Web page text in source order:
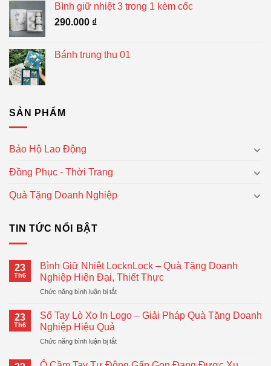
Bình giữ nhiệt 3 trong 1 kèm cốc
290.000 ₫
Bánh trung thu 01
SẢN PHẨM
Bảo Hộ Lao Động
Đồng Phục - Thời Trang
Quà Tặng Doanh Nghiệp
TIN TỨC NỔI BẬT
23
Th6
Bình Giữ Nhiệt LocknLock – Quà Tặng Doanh
Nghiệp Hiện Đại, Thiết Thực
Chức năng bình luận bị tắtở
Nhiệt
–
Tặng
23
Th6
Sổ Tay Lò Xo In Logo – Giải Pháp Quà Tặng Doanh
Nghiệp Hiệu Quả
Chức năng bình luận bị tắtở
Tay